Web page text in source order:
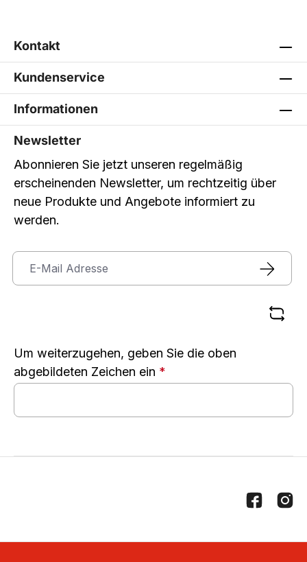
Kontakt
Kundenservice
Informationen
Newsletter
Abonnieren Sie jetzt unseren regelmäßig
erscheinenden Newsletter, um rechtzeitig über
neue Produkte und Angebote informiert zu
werden.
Um weiterzugehen, geben Sie die oben
abgebildeten Zeichen ein *